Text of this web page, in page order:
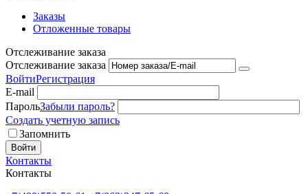
Заказы
Отложенные товары
Отслеживание заказа
Отслеживание заказа
ВойтиРегистрация
E-mail
ПарольЗабыли пароль?
Создать учетную запись
Запомнить
Войти
Контакты
Контакты